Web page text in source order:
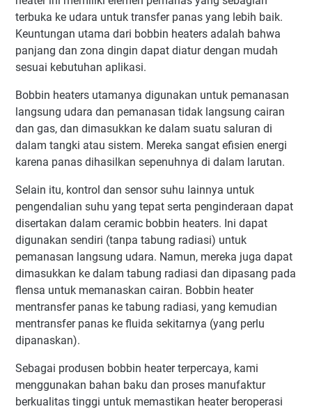
terbuka ke udara untuk transfer panas yang lebih baik.
Keuntungan utama dari bobbin heaters adalah bahwa
panjang dan zona dingin dapat diatur dengan mudah
sesuai kebutuhan aplikasi.
Bobbin heaters utamanya digunakan untuk pemanasan
langsung udara dan pemanasan tidak langsung cairan
dan gas, dan dimasukkan ke dalam suatu saluran di
dalam tangki atau sistem. Mereka sangat efisien energi
karena panas dihasilkan sepenuhnya di dalam larutan.
Selain itu, kontrol dan sensor suhu lainnya untuk
pengendalian suhu yang tepat serta penginderaan dapat
disertakan dalam ceramic bobbin heaters. Ini dapat
digunakan sendiri (tanpa tabung radiasi) untuk
pemanasan langsung udara. Namun, mereka juga dapat
dimasukkan ke dalam tabung radiasi dan dipasang pada
flensa untuk memanaskan cairan. Bobbin heater
mentransfer panas ke tabung radiasi, yang kemudian
mentransfer panas ke fluida sekitarnya (yang perlu
dipanaskan).
Sebagai produsen bobbin heater terpercaya, kami
menggunakan bahan baku dan proses manufaktur
berkualitas tinggi untuk memastikan heater beroperasi